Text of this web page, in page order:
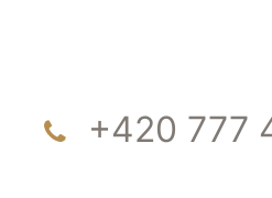
+420 777